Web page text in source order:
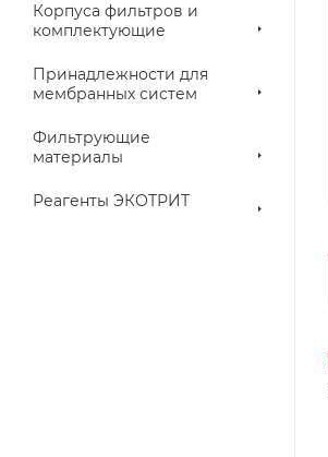
Корпуса фильтров и
комплектующие
Принадлежности для
мембранных систем
Фильтрующие
материалы
Реагенты ЭКОТРИТ